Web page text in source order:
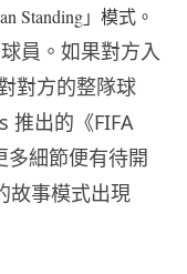
Standing」模式。
員。如果對方入
對方的整隊球
推出的《FIFA
細節便有待開
故事模式出現